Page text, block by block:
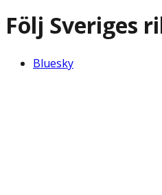
Följ Sveriges
Bluesky